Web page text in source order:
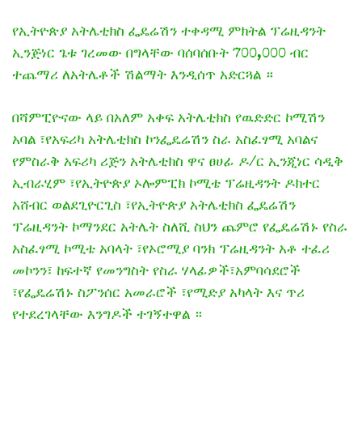
የኢትዮጵያ አትሌቲክስ ፌዴሬሽን ተቀዳሚ ምክትል ፕሬዚዳንት
ኢንጅነር ጌቱ ገረመው በግላቸው ባሰባሰቡት 700,000 ብር
ተጨማሪ ለአትሌቶች ሽልማት እንዲሰጥ አድርጓል ።
በሻምፒዮናው ላይ በአለም አቀፍ አትሌቲክስ የዉድድር ኮሚሽን
አባል ፣የአፍሪካ አትሌቲክስ ኮንፌዴሬሽን ስራ አስፈፃሚ አባልና
የምስራቅ አፍሪካ ሪጅን አትሌቲክስ ዋና ፀሀፊ ዶ/ር ኢንጂነር ሳዲቅ
ኢብራሂም ፣የኢትዮጵያ ኦሎምፒክ ኮሚቴ ፕሬዚዳንት ዶክተር
አሸብር ወልደጊዮርጊስ ፣የኢትዮጵያ አትሌቲክስ ፌዴሬሽን
ፕሬዚዳንት ኮማንደር አትሌት ስለሺ ስህን ጨምሮ የፌዴሬሽኑ የስራ
አስፈፃሚ ኮሚቴ አባላት ፣የኦሮሚያ ባንክ ፕሬዚዳንት አቶ ተፈሪ
መኮንን፣ ከፍተኛ የመንግስት የስራ ሃላፊዎች፣አምባሳደሮች
፣የፌዴሬሽኑ ስፖንሰር አመራሮች ፣የሚድያ አካላት እና ጥሪ
የተደረገላቸው እንግዶች ተገኝተዋል ።